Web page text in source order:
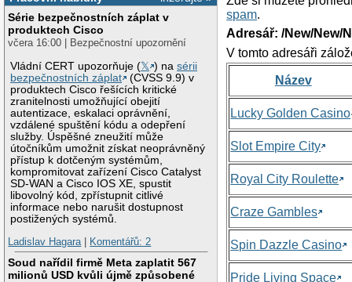
Série bezpečnostních záplat v
produktech Cisco
včera 16:00 | Bezpečnostní upozornění
Vládní CERT upozorňuje (𝕏 ) nasérii
bezpečnostních záplat
(CVSS 9.9) v
produktech Cisco řešících kritické
zranitelnosti umožňující obejití
autentizace, eskalaci oprávnění,
vzdálené spuštění kódu a odepření
služby. Úspěšné zneužití může
útočníkům umožnit získat neoprávněný
přístup k dotčeným systémům,
kompromitovat zařízení Cisco Catalyst
SD-WAN a Cisco IOS XE, spustit
libovolný kód, zpřístupnit citlivé
informace nebo narušit dostupnost
postižených systémů.
Ladislav Hagara| Komentářů: 2
Soud nařídil firmě Meta zaplatit 567
milionů USD kvůli újmě způsobené
spam.
Adresář: /New/New/
V tomto adresáři
Název
Lucky Golden Casino
Slot Empire City
Royal City Roulette
Craze Gambles
Spin Dazzle Casino
Pride Living Space